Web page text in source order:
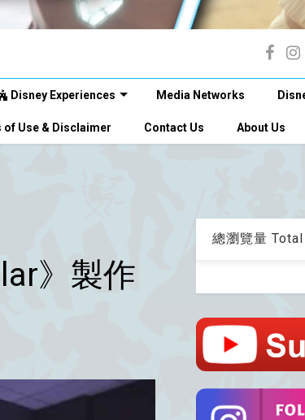
Disney Experiences Media Networks
of Use & Disclaimer Contact Us About Us
》製作
總瀏覽量